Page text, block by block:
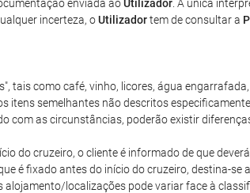
enviada aoUtilizador . A única
incerteza, oUtilizadortem de consultar a
tais como café, vinho, licores, água
itens semelhantes não descritos
com as circunstâncias, poderão existir
do cruzeiro, o cliente é informado de que
é fixado antes do início do cruzeiro, destina-se
localizações pode variar face à